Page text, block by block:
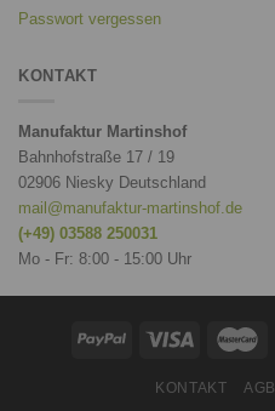
Passwort vergessen
KONTAKT
Manufaktur Martinshof
Bahnhofstraße 17 / 19
02906 Niesky Deutschland
mail@manufaktur-martinshof.de
(+49) 03588 250031
Mo - Fr: 8:00 - 15:00 Uhr
KONTAKT AGB